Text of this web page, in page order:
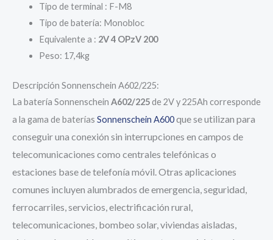
Tipo de terminal : F-M8
Tipo de batería: Monobloc
Equivalente a : 2V 4 OPzV 200
Peso: 17,4kg
Descripción Sonnenschein A602/225:
La batería Sonnenschein A602/225de 2V y 225Ah corresponde
a la gama de baterías Sonnenschein A600que se utilizan para
conseguir una conexión sin interrupciones en campos de
telecomunicaciones como centrales telefónicas o
estaciones base de telefonía móvil. Otras aplicaciones
comunes incluyen alumbrados de emergencia, seguridad,
ferrocarriles, servicios, electrificación rural,
telecomunicaciones, bombeo solar, viviendas aisladas,